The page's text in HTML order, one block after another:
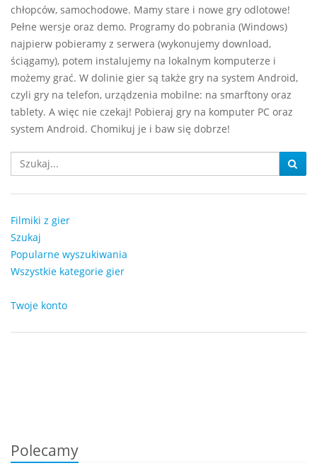
chłopców, samochodowe. Mamy stare i nowe gry odlotowe!
Pełne wersje oraz demo. Programy do pobrania (Windows)
najpierw pobieramy z serwera (wykonujemy download,
ściągamy), potem instalujemy na lokalnym komputerze i
możemy grać. W dolinie gier są także gry na system Android,
czyli gry na telefon, urządzenia mobilne: na smarftony oraz
tablety. A więc nie czekaj! Pobieraj gry na komputer PC oraz
system Android. Chomikuj je i baw się dobrze!
Filmiki z gier
Szukaj
Popularne wyszukiwania
Wszystkie kategorie gier
Twoje konto
Polecamy